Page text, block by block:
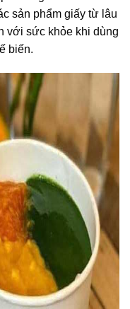
sản phẩm giấy từ lâu
với sức khỏe khi dùng
biến.